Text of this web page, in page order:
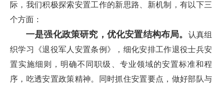
际，我们积极探索安置工作的新思路、新机制，有以下三
个方面：
一是强化政策研究，优化安置结构布局。
认真组
织学习《退役军人安置条例》，细化安排工作退役士兵安
置实施细则，明确不同职级、专业领域的安置标准和程
序，吃透安置政策精神。同时抓住安置要点，做好部队与